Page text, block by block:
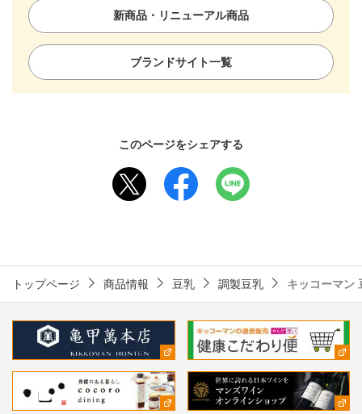
新商品・リニューアル商品
ブランドサイト一覧
このページをシェアする
トップページ 商品情報 豆乳 調製豆乳 キッコーマン